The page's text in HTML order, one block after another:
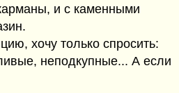
и с каменными
хочу только спросить:
неподкупные... А если